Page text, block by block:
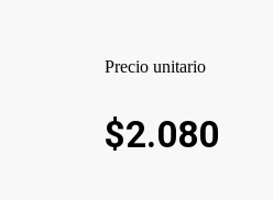
Precio unitario
$2.080